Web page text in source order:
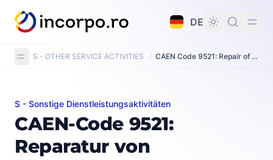
springen
DE
S - OTHER SERVICE ACTIVITIES / CAEN Code 9521: Repair of consumer electronics
CAEN-Code 9521: Reparatur von
S - Sonstige Dienstleistungsaktivitäten
CAEN-Code 9521:
Reparatur von